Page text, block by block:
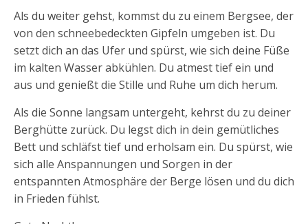
Als du weiter gehst, kommst du zu einem Bergsee, der
von den schneebedeckten Gipfeln umgeben ist. Du
setzt dich an das Ufer und spürst, wie sich deine Füße
im kalten Wasser abkühlen. Du atmest tief ein und
aus und genießt die Stille und Ruhe um dich herum.
Als die Sonne langsam untergeht, kehrst du zu deiner
Berghütte zurück. Du legst dich in dein gemütliches
Bett und schläfst tief und erholsam ein. Du spürst, wie
sich alle Anspannungen und Sorgen in der
entspannten Atmosphäre der Berge lösen und du dich
in Frieden fühlst.